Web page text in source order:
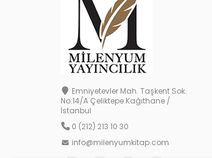
Emniyetevler Mah. Taşkent Sok.
No:14/A Çeliktepe Kağıthane /
İstanbul
0 (212) 213 10 30
info@milenyumkitap.com